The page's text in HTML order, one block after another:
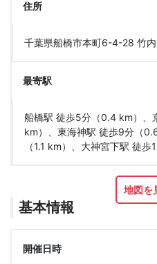
住所
千葉県船橋市本町6-4-28 竹
最寄駅
船橋駅 徒歩5分（0.4 km）、
km）、東海神駅 徒歩9分（
（1.1 km）、大神宮下駅 徒歩
地図を
基本情報
開催日時